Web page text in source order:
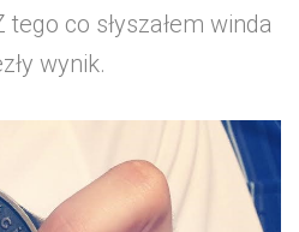
co słyszałem winda
wynik.